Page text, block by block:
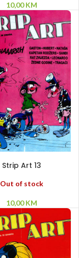
10,00KM
Strip Art 13
Out of stock
10,00KM